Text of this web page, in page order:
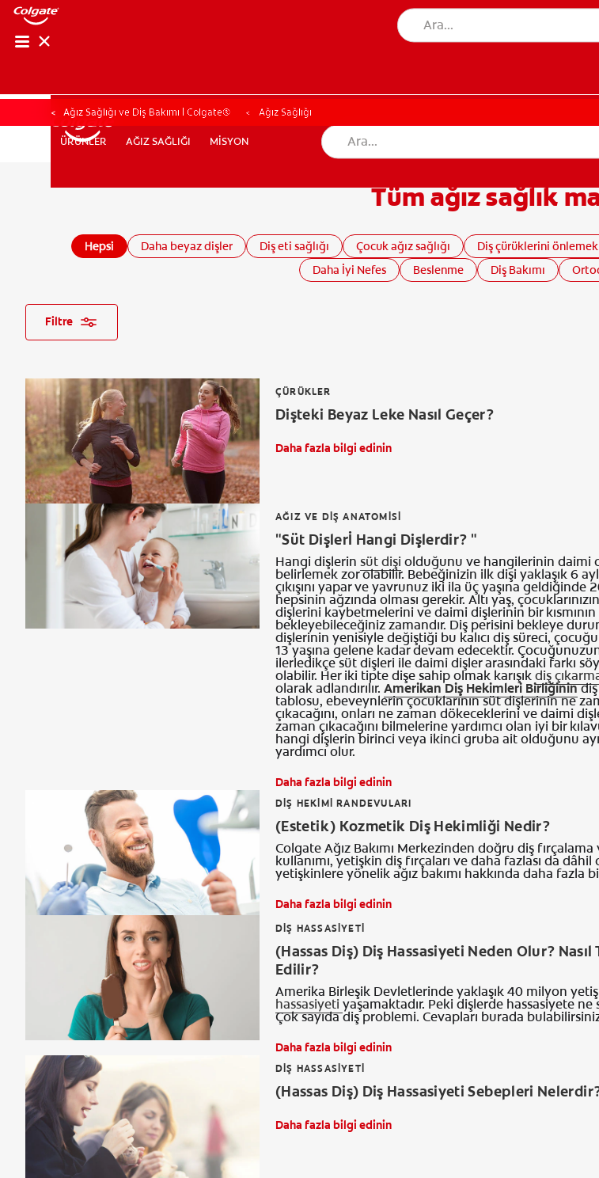
ÜRÜNLER AĞIZ SAĞLIĞI MİSYON
KAYIT OL
ÜRÜNLER AĞIZ SAĞLIĞI MİSYON
Ağız Sağlığı ve Diş Bakımı | Colgate® Ağız Sağlığı
Tüm ağız sağlık
Hepsi Daha beyaz dişler Diş eti sağlığı Çocuk ağız sağlığı Diş çürüklerini önlemek
Daha İyi Nefes
Beslenme Diş Bakımı
Filtre
ÇÜRÜKLER
Dişteki Beyaz Leke Nasıl Geçer?
Daha fazla bilgi edinin
AĞIZ VE DIŞ ANATOMISI
"Süt Dişlerİ Hangi Dişlerdir? "
Hangi dişlerin süt dişi olduğunu ve hangilerinin daimi
belirlemek zor olabilir. Bebeğinizin ilk dişi yaklaşık 6
çıkışını yapar ve yavrunuz iki ila üç yaşına geldiğinde
hepsinin ağzında olması gerekir. Altı yaş,
dişlerini kaybetmelerini ve daimi dişlerinin bir kısmının
bekleyebileceğiniz zamandır. Diş perisini bekleye
dişlerinin yenisiyle değiştiği bu kalıcı diş süreci,
13 yaşına gelene kadar devam edecektir.
ilerledikçe süt dişleri ile daimi dişler arasındaki farkı
olabilir. Her iki tipte dişe sahip olmak karışıkdiş
olarak adlandırılır. Amerikan Diş Hekimleri Birliğinindiş
tablosu, ebeveynlerin çocuklarının süt dişlerinin ne
çıkacağını, onları ne zaman dökeceklerini ve daimi
zaman çıkacağını bilmelerine yardımcı olan iyi bir
hangi dişlerin birinci veya ikinci gruba ait olduğunu
yardımcı olur.
Daha fazla bilgi edinin
DIŞ HEKIMI RANDEVULARI
(Estetik) Kozmetik Diş Hekimliği Nedir?
Colgate Ağız Bakımı Merkezinden doğru diş fırçalama
kullanımı, yetişkin diş fırçaları ve daha fazlası da
yetişkinlere yönelik ağız bakımı hakkında daha fazla
Daha fazla bilgi edinin
DIŞ HASSASIYETI
(Hassas Diş) Diş Hassasiyeti Neden Olur? Nasıl
Edilir?
Amerika Birleşik Devletlerinde yaklaşık 40 milyon
hassasiyeti yaşamaktadır. Peki dişlerde hassasiyete ne
Çok sayıda diş problemi. Cevapları burada
Daha fazla bilgi edinin
DIŞ HASSASIYETI
(Hassas Diş) Diş Hassasiyeti Sebepleri
Daha fazla bilgi edinin